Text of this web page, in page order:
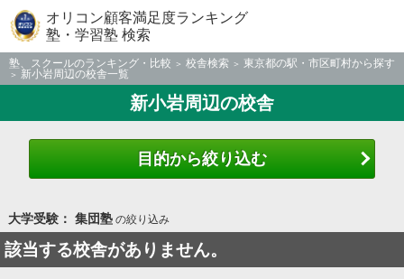
オリコン顧客満足度ランキング
塾・学習塾 検索
塾、スクールのランキング・比較 校舎検索
東京都の駅・市区町村から探す
新小岩周辺の校舎一覧
新小岩周辺の校舎
目的から絞り込む
大学受験： 集団塾の絞り込み
該当する校舎がありません。